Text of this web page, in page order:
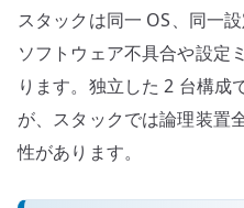
スタックは同一 OS、同一
ソフトウェア不具合や設定
ります。独立した 2 台構成
が、スタックでは論理装置
性があります。